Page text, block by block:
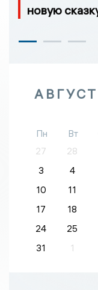
новую
АВГУСТ
Пн Вт
27
28
3
4
10
11
17
18
24
25
31
1